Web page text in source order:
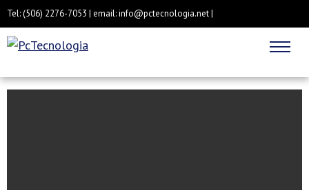
Tel: (506) 2276-7053 | email: info@pctecnologia.net |